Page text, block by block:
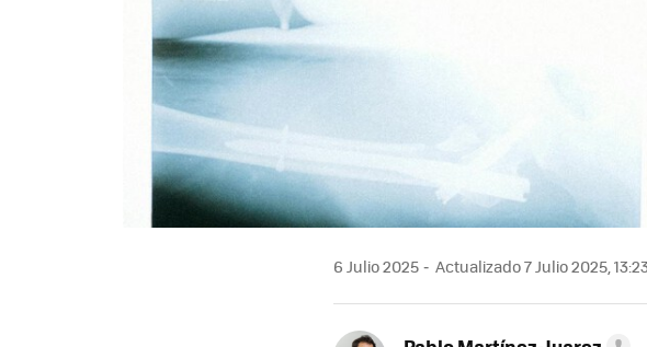
6 Julio 2025 Actualizado 7 Julio 2025,